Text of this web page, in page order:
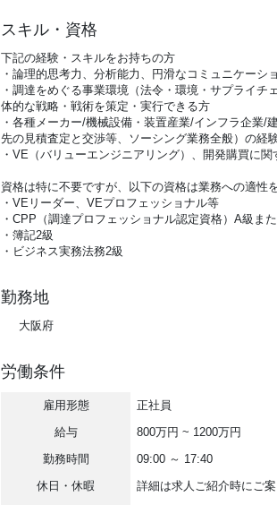
スキル・資格
下記の経験・スキルをお持ちの方
・論理的思考力、分析能力、円滑なコミュニケーシ
・調達をめぐる事業環境（法令・環境・サプライ
体的な戦略・戦術を策定・実行できる方
・各種メーカー/機械設備・装置産業/インフラ企業/
先の見積査定と交渉等、ソーシング業務全般）の経
・VE（バリューエンジニアリング）、開発購買に
資格は特に不要ですが、以下の資格は業務への適性
・VEリーダー、VEプロフェッショナル等
・CPP（調達プロフェッショナル認定資格）A級ま
・簿記2級
・ビジネス実務法務2級
勤務地
大阪府
労働条件
雇用形態
正社員
給与
800万円 ~ 1200万円
勤務時間
09:00 ～ 17:40
休日・休暇
詳細は求人ご紹介時にご案